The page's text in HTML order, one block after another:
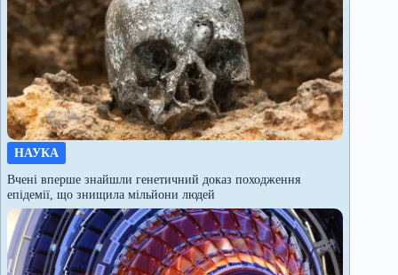
НАУКА
Вчені вперше знайшли генетичний доказ походження
епідемії, що знищила мільйони людей